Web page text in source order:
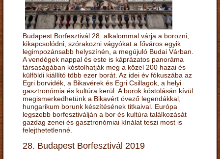
Budapest Borfesztivál 28. alkalommal várja a borozni,
kikapcsolódni, szórakozni vágyókat a főváros egyik
legimpozánsabb helyszínén, a megújuló Budai Várban.
A vendégek nappal és este is káprázatos panoráma
társaságában kóstolhatják meg a közel 200 hazai és
külföldi kiállító több ezer borát. Az idei év fókuszába az
Egri borvidék, a Bikavérek és Egri Csillagok, a helyi
gasztronómia és kultúra kerül. A borok kóstolásán kívül
megismerkedhetünk a Bikavért övező legendákkal,
hungarikum borunk készítésének titkaival. Európa
legszebb borfesztiválján a bor és kultúra találkozását
gazdag zenei és gasztronómiai kínálat teszi most is
felejthetetlenné.
28. Budapest Borfesztivál 2019